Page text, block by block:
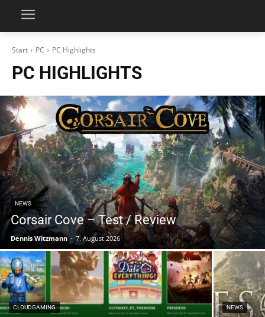
Start PC PC Highlights
PC HIGHLIGHTS
NEWS
Corsair Cove – Test / Review
Dennis Witzmann - 7. August 2026
CLOUDGAMING NEWS